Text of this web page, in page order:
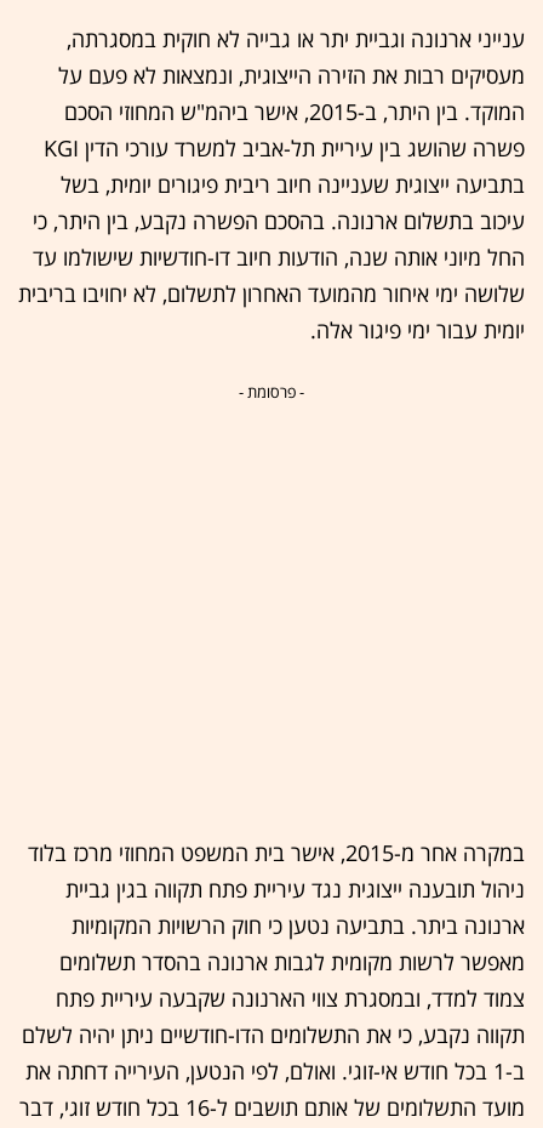
ענייני ארנונה וגביית יתר או גבייה לא חוקית במסגרתה,
מעסיקים רבות את הזירה הייצוגית, ונמצאות לא פעם על
המוקד. בין היתר, ב-2015, אישר ביהמ"ש המחוזי הסכם
פשרה שהושג בין עיריית תל-אביב למשרד עורכי הדין KGI
בתביעה ייצוגית שעניינה חיוב ריבית פיגורים יומית, בשל
עיכוב בתשלום ארנונה. בהסכם הפשרה נקבע, בין היתר, כי
החל מיוני אותה שנה, הודעות חיוב דו-חודשיות שישולמו עד
שלושה ימי איחור מהמועד האחרון לתשלום, לא יחויבו בריבית
יומית עבור ימי פיגור אלה.
- פרסומת -
במקרה אחר מ-2015, אישר בית המשפט המחוזי מרכז בלוד
ניהול תובענה ייצוגית נגד עיריית פתח תקווה בגין גביית
ארנונה ביתר. בתביעה נטען כי חוק הרשויות המקומיות
מאפשר לרשות מקומית לגבות ארנונה בהסדר תשלומים
צמוד למדד, ובמסגרת צווי הארנונה שקבעה עיריית פתח
תקווה נקבע, כי את התשלומים הדו-חודשיים ניתן יהיה לשלם
ב-1 בכל חודש אי-זוגי. ואולם, לפי הנטען, העירייה דחתה את
מועד התשלומים של אותם תושבים ל-16 בכל חודש זוגי, דבר